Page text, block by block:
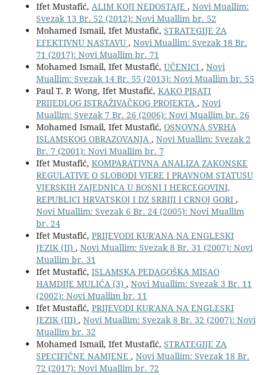
Ifet Mustafić, ALIM KOJI NEDOSTAJE , Novi Muallim:
Svezak 13 Br. 52 (2012): Novi Muallim br. 52
Mohamed Ismail, Ifet Mustafić, STRATEGIJE ZA
EFEKTIVNU NASTAVU , Novi Muallim: Svezak 18 Br.
71 (2017): Novi Muallim br. 71
Mohamed Ismail, Ifet Mustafić, UČENICI , Novi
Muallim: Svezak 14 Br. 55 (2013): Novi Muallim br. 55
Paul T. P. Wong, Ifet Mustafić, KAKO PISATI
PRIJEDLOG ISTRAŽIVAČKOG PROJEKTA , Novi
Muallim: Svezak 7 Br. 26 (2006): Novi Muallim br. 26
Mohamed Ismail, Ifet Mustafić, OSNOVNA SVRHA
ISLAMSKOG OBRAZOVANJA , Novi Muallim: Svezak 2
Br. 7 (2001): Novi Muallim br. 7
Ifet Mustafić, KOMPARATIVNA ANALIZA ZAKONSKE
REGULATIVE O SLOBODI VJERE I PRAVNOM STATUSU
VJERSKIH ZAJEDNICA U BOSNI I HERCEGOVINI,
REPUBLICI HRVATSKOJ I DZ SRBIJI I CRNOJ GORI ,
Novi Muallim: Svezak 6 Br. 24 (2005): Novi Muallim
br. 24
Ifet Mustafić, PRIJEVODI KUR'ANA NA ENGLESKI
JEZIK (II) , Novi Muallim: Svezak 8 Br. 31 (2007): Novi
Muallim br. 31
Ifet Mustafić, ISLAMSKA PEDAGOŠKA MISAO
HAMDIJE MULIĆA (3) , Novi Muallim: Svezak 3 Br. 11
(2002): Novi Muallim br. 11
Ifet Mustafić, PRIJEVODI KUR'ANA NA ENGLESKI
JEZIK (III) , Novi Muallim: Svezak 8 Br. 32 (2007): Novi
Muallim br. 32
Mohamed Ismail, Ifet Mustafić, STRATEGIJE ZA
SPECIFIČNE NAMJENE , Novi Muallim: Svezak 18 Br.
72 (2017): Novi Muallim br. 72